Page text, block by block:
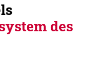
des